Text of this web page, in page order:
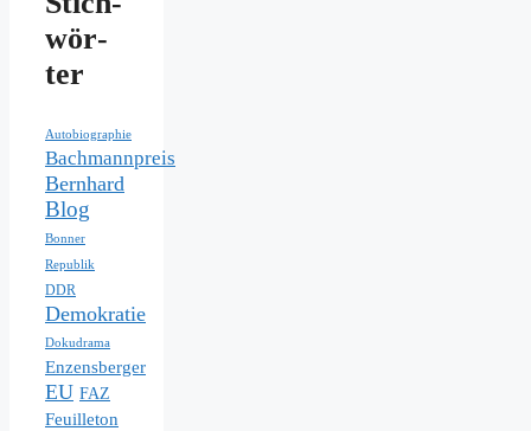
wör­
ter
Autobiographie
Bachmannpreis
Bernhard
Blog
Bonner
Republik
DDR
Demokratie
Dokudrama
Enzensberger
EU FAZ
Feuilleton